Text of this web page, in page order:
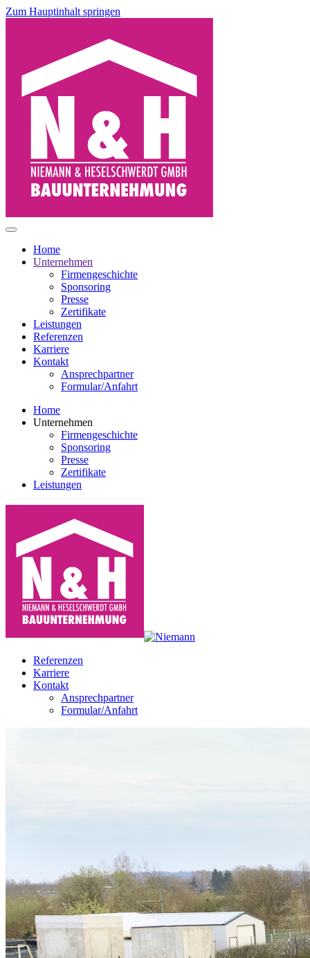
Zum Hauptinhalt springen
Home
Unternehmen
Firmengeschichte
Sponsoring
Presse
Zertifikate
Leistungen
Referenzen
Karriere
Kontakt
Ansprechpartner
Formular/Anfahrt
Home
Unternehmen
Firmengeschichte
Sponsoring
Presse
Zertifikate
Leistungen
Referenzen
Karriere
Kontakt
Ansprechpartner
Formular/Anfahrt